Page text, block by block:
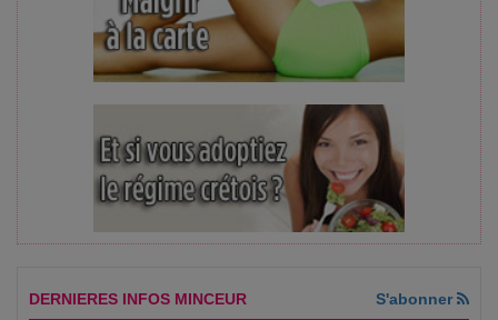
DERNIERES INFOS MINCEUR S'abonner